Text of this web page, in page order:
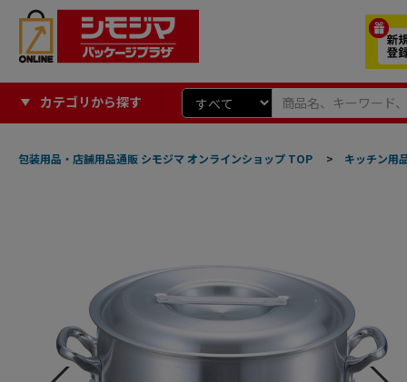
カテゴリから探す
包装用品・店舗用品通販 シモジマ オンラインショップ TOP > キッチン用